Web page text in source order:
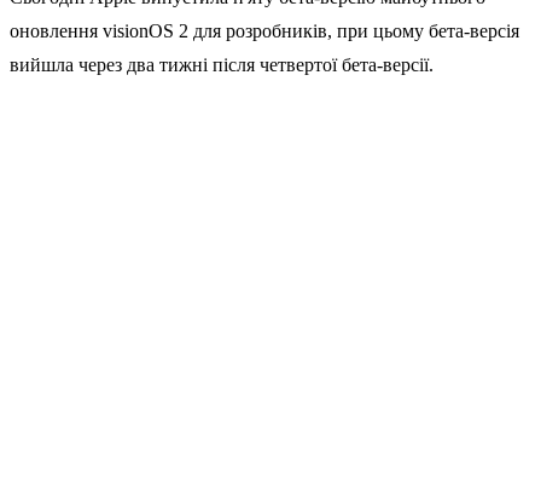
оновлення visionOS 2 для розробників, при цьому бета-версія
вийшла через два тижні після четвертої бета-версії.